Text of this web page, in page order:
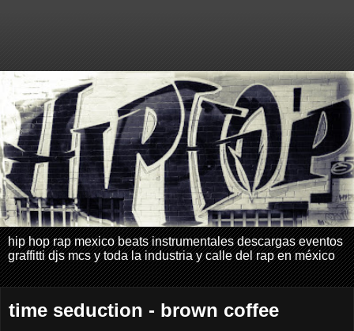
hip hop rap mexico beats instrumentales descargas eventos
graffitti djs mcs y toda la industria y calle del rap en méxico
time seduction - brown coffee